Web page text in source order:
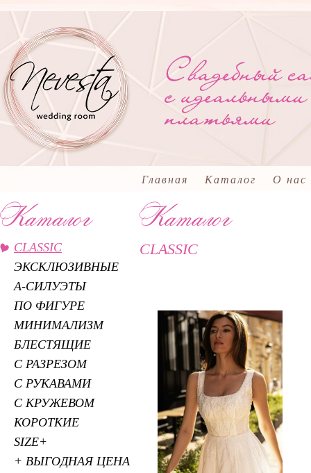
Главная Каталог О нас
CLASSIC
ЭКСКЛЮЗИВНЫЕ
А-СИЛУЭТЫ
ПО ФИГУРЕ
МИНИМАЛИЗМ
БЛЕСТЯЩИЕ
С РАЗРЕЗОМ
С РУКАВАМИ
С КРУЖЕВОМ
КОРОТКИЕ
SIZE+
+ ВЫГОДНАЯ ЦЕНА
CLASSIC